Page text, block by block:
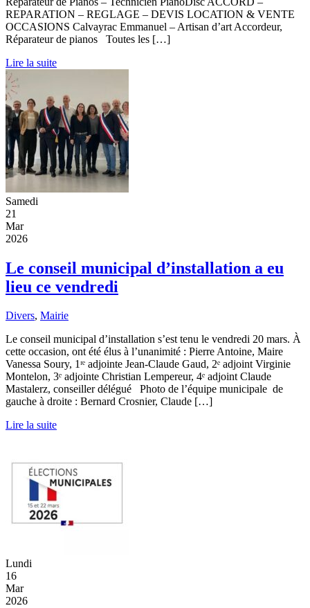
REPARATION – REGLAGE – DEVIS LOCATION & VENTE
OCCASIONS Calvayrac Emmanuel – Artisan d’art Accordeur,
Réparateur de pianos Toutes les […]
Lire la suite
Samedi
21
Mar
2026
Le conseil municipal d’installation a eu
lieu ce vendredi
Divers, Mairie
Le conseil municipal d’installation s’est tenu le vendredi 20 mars. À
cette occasion, ont été élus à l’unanimité : Pierre Antoine, Maire
Vanessa Soury, 1ʳᵉ adjointe Jean-Claude Gaud, 2ᵉ adjoint Virginie
Montelon, 3ᵉ adjointe Christian Lempereur, 4ᵉ adjoint Claude
Mastalerz, conseiller délégué Photo de l’équipe municipale de
gauche à droite : Bernard Crosnier, Claude […]
Lire la suite
Lundi
16
Mar
2026